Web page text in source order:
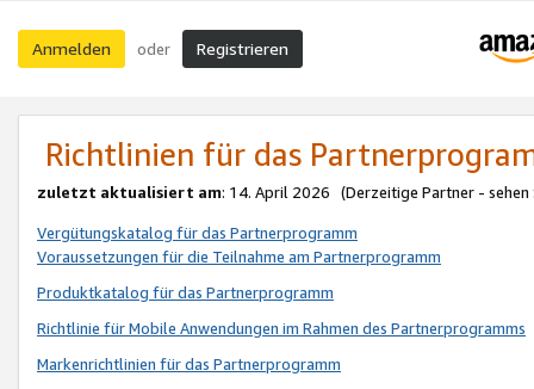
Anmelden oder Registrieren
Richtlinien für das
zuletzt aktualisiert am: 14. April 2026 (Derzeitige Partner - sehen
Vergütungskatalog für das Partnerprogramm
Voraussetzungen für die Teilnahme am Partnerprogramm
Produktkatalog für das Partnerprogramm
Richtlinie für Mobile Anwendungen im Rahmen des Partnerprogramms
Markenrichtlinien für das Partnerprogramm